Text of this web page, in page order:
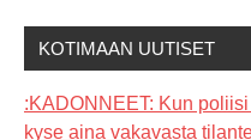
KOTIMAAN UUTISET
:KADONNEET: Kun
kyse aina vakavasta